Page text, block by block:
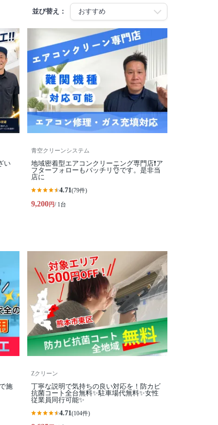
並び替え：
い
青空クリーンシステム
地域密着型エアコンクリーニング専門店❗️ア
フターフォローもバッチリ👌です。是非当
店に
4.71(79件)
9,200円/ 1台
施
Zクリーン
丁寧な説明で気持ちの良い対応を！防カビ
抗菌コート全台無料✨駐車場代無料✨女性
従業員同行可能✨
4.71(104件)